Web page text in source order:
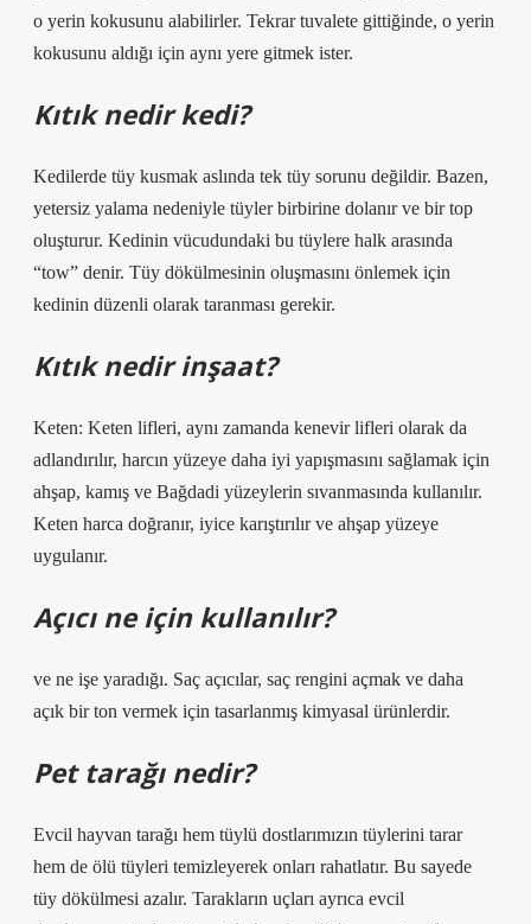
o yerin kokusunu alabilirler. Tekrar tuvalete gittiğinde, o yerin
kokusunu aldığı için aynı yere gitmek ister.
Kıtık nedir kedi?
Kedilerde tüy kusmak aslında tek tüy sorunu değildir. Bazen,
yetersiz yalama nedeniyle tüyler birbirine dolanır ve bir top
oluşturur. Kedinin vücudundaki bu tüylere halk arasında
“tow” denir. Tüy dökülmesinin oluşmasını önlemek için
kedinin düzenli olarak taranması gerekir.
Kıtık nedir inşaat?
Keten: Keten lifleri, aynı zamanda kenevir lifleri olarak da
adlandırılır, harcın yüzeye daha iyi yapışmasını sağlamak için
ahşap, kamış ve Bağdadi yüzeylerin sıvanmasında kullanılır.
Keten harca doğranır, iyice karıştırılır ve ahşap yüzeye
uygulanır.
Açıcı ne için kullanılır?
ve ne işe yaradığı. Saç açıcılar, saç rengini açmak ve daha
açık bir ton vermek için tasarlanmış kimyasal ürünlerdir.
Pet tarağı nedir?
Evcil hayvan tarağı hem tüylü dostlarımızın tüylerini tarar
hem de ölü tüyleri temizleyerek onları rahatlatır. Bu sayede
tüy dökülmesi azalır. Tarakların uçları ayrıca evcil